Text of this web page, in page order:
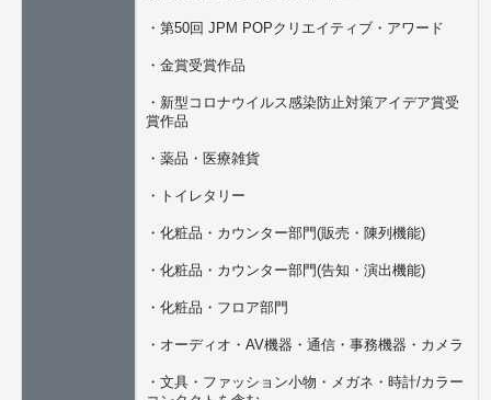
・第50回 JPM POPクリエイティブ・アワード
・金賞受賞作品
・新型コロナウイルス感染防止対策アイデア賞受
賞作品
・薬品・医療雑貨
・トイレタリー
・化粧品・カウンター部門(販売・陳列機能)
・化粧品・カウンター部門(告知・演出機能)
・化粧品・フロア部門
・オーディオ・AV機器・通信・事務機器・カメラ
・文具・ファッション小物・メガネ・時計/カラー